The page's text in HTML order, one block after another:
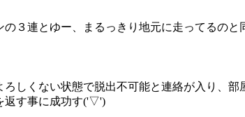
３連とゆー、まるっきり地元に走ってるのと
しくない状態で脱出不可能と連絡が入り、
返す事に成功す('▽')